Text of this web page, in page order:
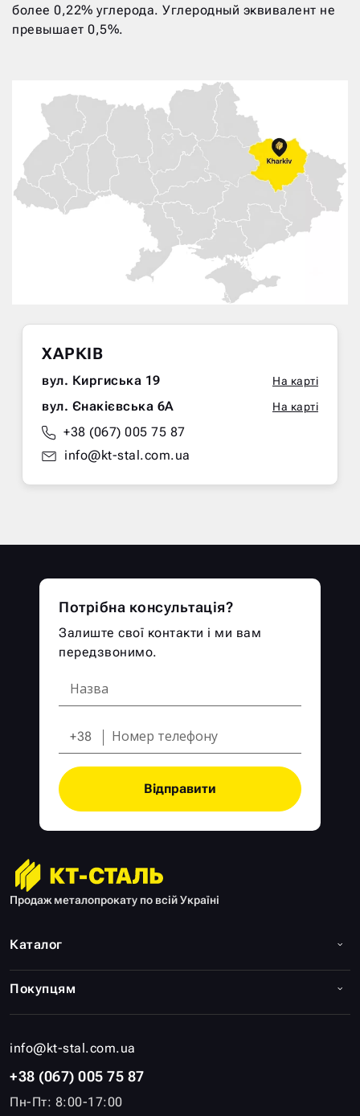
более 0,22% углерода. Углеродный эквивалент не
превышает 0,5%.
ХАРКІВ
вул. Киргиська 19 На карті
вул. Єнакієвська 6А На карті
+38 (067) 005 75 87
info@kt-stal.com.ua
Продаж металопрокату по всій Україні
info@kt-stal.com.ua
+38 (067) 005 75 87
Пн-Пт: 8:00-17:00
Каталог
Покупцям
Потрібна консультація?
Залиште свої контакти і ми вам
передзвонимо.
+38
Відправити